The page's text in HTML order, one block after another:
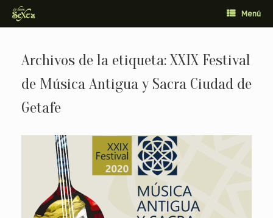
Saltar
contenido
Menú
Archivos de la etiqueta: XXIX Festival
de Música Antigua y Sacra Ciudad de
Getafe